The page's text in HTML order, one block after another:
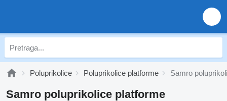
Poluprikolice Poluprikolice platforme Samro
Samro poluprikolice platforme